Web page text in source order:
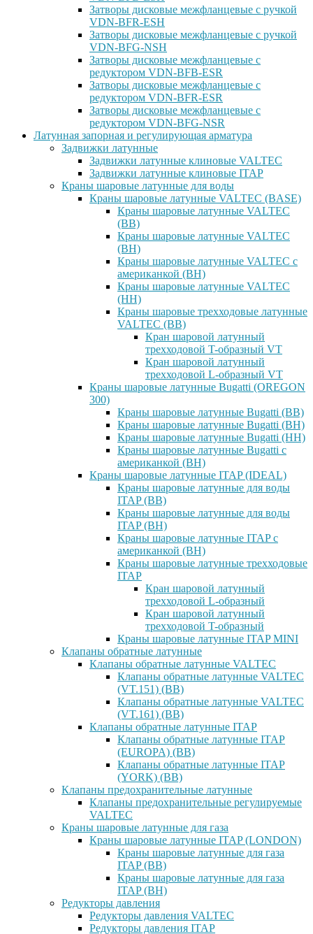
Затворы дисковые межфланцевые с ручкой
VDN-BFR-ESH
Затворы дисковые межфланцевые с ручкой
VDN-BFG-NSH
Затворы дисковые межфланцевые с
редуктором VDN-BFB-ESR
Затворы дисковые межфланцевые с
редуктором VDN-BFR-ESR
Затворы дисковые межфланцевые с
редуктором VDN-BFG-NSR
Латунная запорная и регулирующая арматура
Задвижки латунные
Задвижки латунные клиновые VALTEC
Задвижки латунные клиновые ITAP
Краны шаровые латунные для воды
Краны шаровые латунные VALTEC (BASE)
Краны шаровые латунные VALTEC
(ВВ)
Краны шаровые латунные VALTEC
(ВН)
Краны шаровые латунные VALTEC с
американкой (ВН)
Краны шаровые латунные VALTEC
(НН)
Краны шаровые трехходовые латунные
VALTEC (ВВ)
Кран шаровой латунный
трехходовой T-образный VT
Кран шаровой латунный
трехходовой L-образный VT
Краны шаровые латунные Bugatti (OREGON
300)
Краны шаровые латунные Bugatti (ВВ)
Краны шаровые латунные Bugatti (ВН)
Краны шаровые латунные Bugatti (НН)
Краны шаровые латунные Bugatti с
американкой (ВН)
Краны шаровые латунные ITAP (IDEAL)
Краны шаровые латунные для воды
ITAP (ВВ)
Краны шаровые латунные для воды
ITAP (ВН)
Краны шаровые латунные ITAP с
американкой (ВН)
Краны шаровые латунные трехходовые
ITAP
Кран шаровой латунный
трехходовой L-образный
Кран шаровой латунный
трехходовой T-образный
Краны шаровые латунные ITAP MINI
Клапаны обратные латунные
Клапаны обратные латунные VALTEC
Клапаны обратные латунные VALTEC
(VT.151) (ВВ)
Клапаны обратные латунные VALTEC
(VT.161) (ВВ)
Клапаны обратные латунные ITAP
Клапаны обратные латунные ITAP
(EUROPA) (ВВ)
Клапаны обратные латунные ITAP
(YORK) (ВВ)
Клапаны предохранительные латунные
Клапаны предохранительные регулируемые
VALTEC
Краны шаровые латунные для газа
Краны шаровые латунные ITAP (LONDON)
Краны шаровые латунные для газа
ITAP (ВВ)
Краны шаровые латунные для газа
ITAP (ВН)
Редукторы давления
Редукторы давления VALTEC
Редукторы давления ITAP